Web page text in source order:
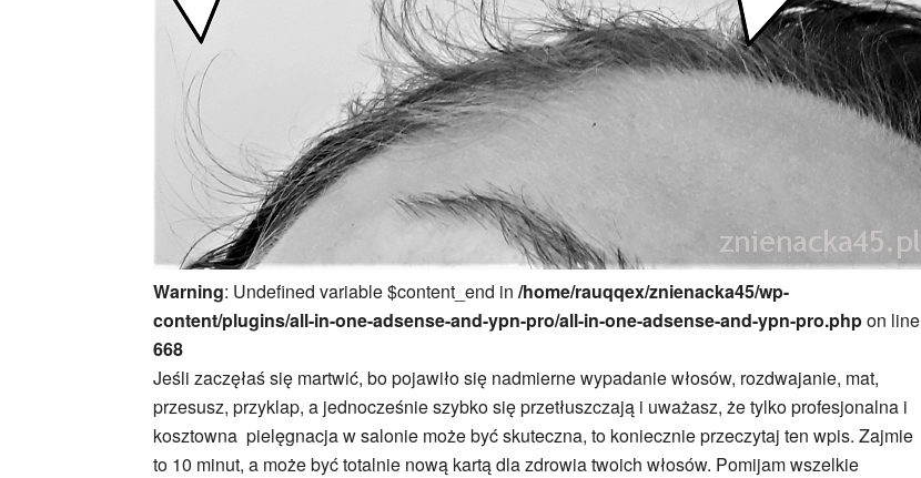
Warning: Undefined variable $content_end in /home/rauqqex/znienacka45/wp-
content/plugins/all-in-one-adsense-and-ypn-pro/all-in-one-adsense-and-ypn-pro.phpon line
668
Jeśli zaczęłaś się martwić, bo pojawiło się nadmierne wypadanie włosów, rozdwajanie, mat,
przesusz, przyklap, a jednocześnie szybko się przetłuszczają i uważasz, że tylko profesjonalna i
kosztowna pielęgnacja w salonie może być skuteczna, to koniecznie przeczytaj ten wpis. Zajmie
to 10 minut, a może być totalnie nową kartą dla zdrowia twoich włosów. Pomijam wszelkie